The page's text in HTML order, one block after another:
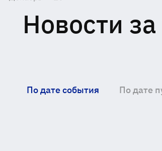
Новости
По дате события По дате